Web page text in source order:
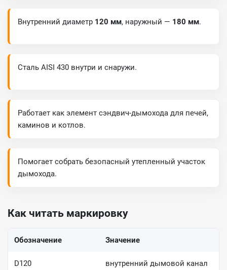
Внутренний диаметр 120 мм, наружный — 180 мм.
Сталь AISI 430 внутри и снаружи.
Работает как элемент сэндвич-дымохода для печей,
каминов и котлов.
Помогает собрать безопасный утепленный участок
дымохода.
Как читать маркировку
Обозначение Значение
D120
внутренний дымовой канал